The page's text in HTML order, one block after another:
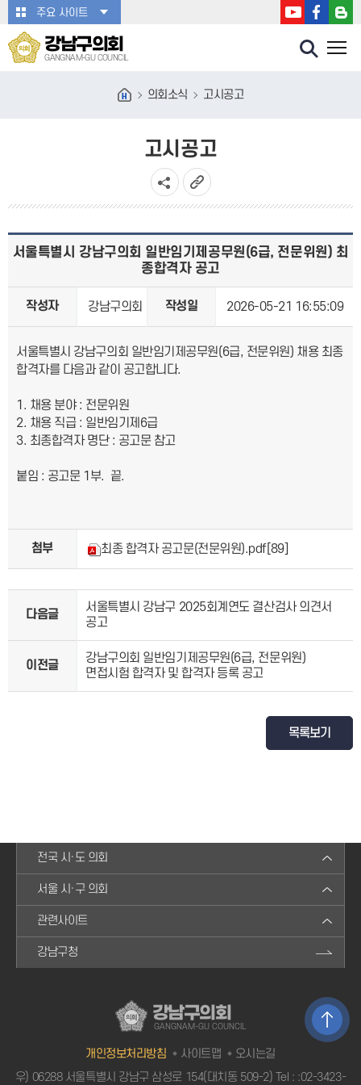
본문바로가기주요 사이트
강남구의회
GANGNAM-GU COUNCIL
의회소식 고시공고
고시공고
서울특별시 강남구의회 일반임기제공무원(6급, 전문위원) 최
종합격자 공고
작성자 강남구의회 작성일 2026-05-21 16:55:09
서울특별시 강남구의회 일반임기제공무원(6급, 전문위원) 채용 최종
합격자를 다음과 같이 공고합니다.
1. 채용 분야 : 전문위원
2. 채용 직급 : 일반임기제6급
3. 최종합격자 명단 : 공고문 참고
붙임 : 공고문 1부. 끝.
첨부 최종 합격자 공고문(전문위원).pdf [89]
다음글
서울특별시 강남구 2025회계연도 결산검사 의견서
공고
이전글
강남구의회 일반임기제공무원(6급, 전문위원)
면접시험 합격자 및 합격자 등록 공고
목록보기
전국 시·도 의회
서울 시·구 의회
관련사이트
강남구청
강남구의회
GANGNAM-GU COUNCIL
개인정보처리방침 사이트맵
오시는길
우) 06288 서울특별시 강남구 삼성로 154(대치동 509-2) Tel : :02-3423-